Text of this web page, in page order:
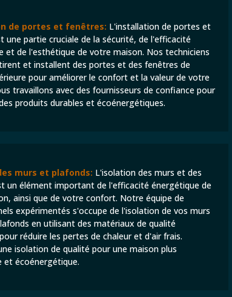
de portes et fenêtres: L'installation de portes et
une partie cruciale de la sécurité, de l'efficacité
et de l'esthétique de votre maison. Nos techniciens
et installent des portes et des fenêtres de
pour améliorer le confort et la valeur de votre
travaillons avec des fournisseurs de confiance pour
produits durables et écoénergétiques.
murs et plafonds: L'isolation des murs et des
un élément important de l'efficacité énergétique de
ainsi que de votre confort. Notre équipe de
expérimentés s'occupe de l'isolation de vos murs
en utilisant des matériaux de qualité
réduire les pertes de chaleur et d'air frais.
isolation de qualité pour une maison plus
et écoénergétique.